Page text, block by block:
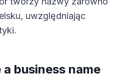
uwzględniając
business name